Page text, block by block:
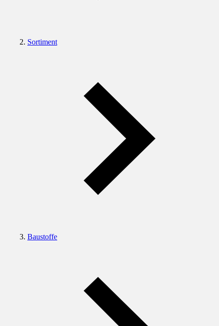
Sortiment
Baustoffe